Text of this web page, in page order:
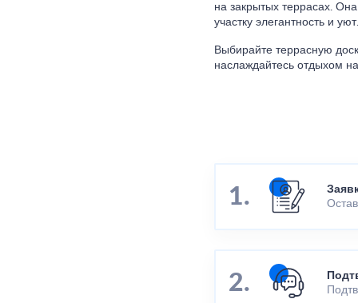
на закрытых террасах.
участку элегантность и уют.
Выбирайте террасную
наслаждайтесь отдыхом